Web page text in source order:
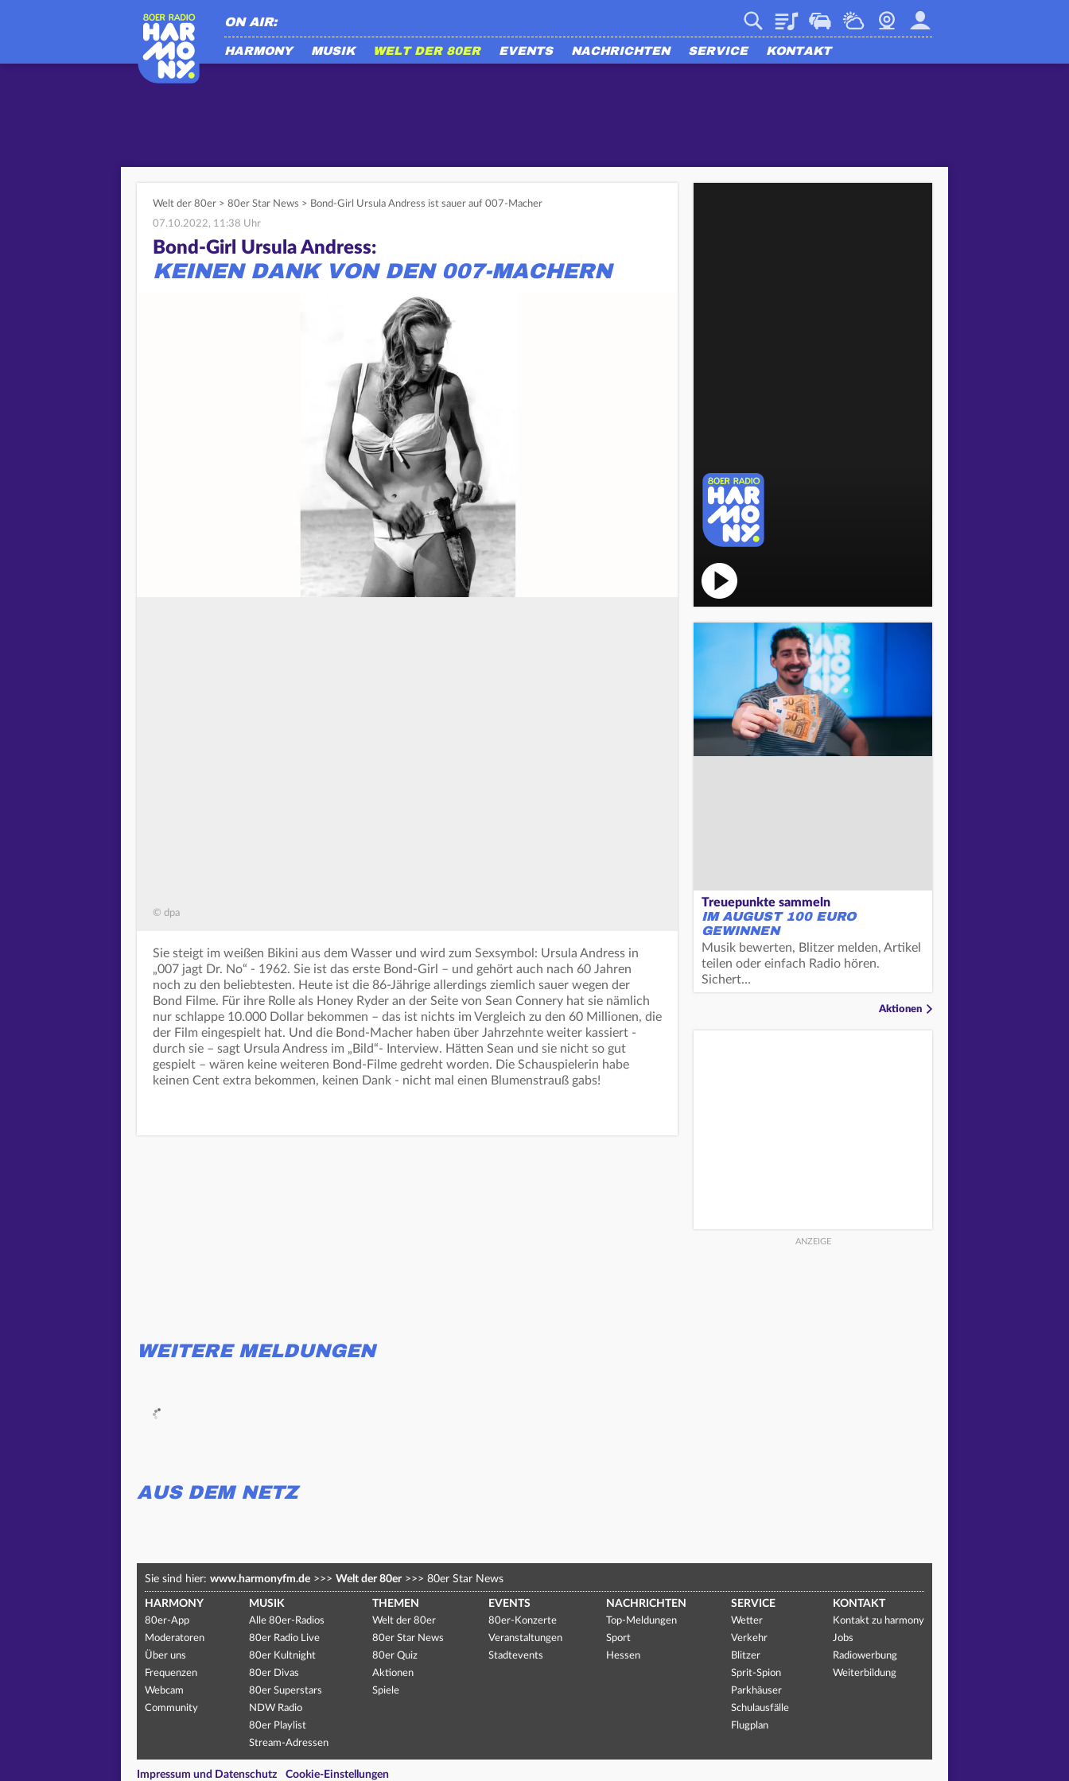
ON AIR: PlaylistVerkehrWetterWebcamMein harmony
HARMONY MUSIK WELT DER 80ER EVENTS NACHRICHTEN SERVICE KONTAKT
Welt der 80er > 80er Star News > Bond-Girl Ursula Andress ist sauer auf 007-Macher
07.10.2022, 11:38 Uhr
Bond-Girl Ursula Andress:
KEINEN DANK VON DEN 007-MACHERN
© dpa
Sie steigt im weißen Bikini aus dem Wasser und wird zum Sexsymbol: Ursula Andress in
„007 jagt Dr. No“ - 1962. Sie ist das erste Bond-Girl – und gehört auch nach 60 Jahren
noch zu den beliebtesten. Heute ist die 86-Jährige allerdings ziemlich sauer wegen der
Bond Filme. Für ihre Rolle als Honey Ryder an der Seite von Sean Connery hat sie nämlich
nur schlappe 10.000 Dollar bekommen – das ist nichts im Vergleich zu den 60 Millionen, die
der Film eingespielt hat. Und die Bond-Macher haben über Jahrzehnte weiter kassiert -
durch sie – sagt Ursula Andress im „Bild“- Interview. Hätten Sean und sie nicht so gut
gespielt – wären keine weiteren Bond-Filme gedreht worden. Die Schauspielerin habe
keinen Cent extra bekommen, keinen Dank - nicht mal einen Blumenstrauß gabs!
Treuepunkte sammeln
IM AUGUST 100 EURO
GEWINNEN
Musik bewerten, Blitzer melden, Artikel
teilen oder einfach Radio hören.
Sichert…
Aktionen
WEITERE MELDUNGEN
AUS DEM NETZ
Sie sind hier: www.harmonyfm.de >>> Welt der 80er >>> 80er Star News
HARMONY
80er-App
Moderatoren
Über uns
Frequenzen
Webcam
Community
MUSIK
Alle 80er-Radios
80er Radio Live
80er Kultnight
80er Divas
80er Superstars
NDW Radio
80er Playlist
Stream-Adressen
THEMEN
Welt der 80er
80er Star News
80er Quiz
Aktionen
Spiele
EVENTS
80er-Konzerte
Veranstaltungen
Stadtevents
NACHRICHTEN
Top-Meldungen
Sport
Hessen
SERVICE
Wetter
Verkehr
Blitzer
Sprit-Spion
Parkhäuser
Schulausfälle
Flugplan
KONTAKT
Kontakt zu harmony
Jobs
Radiowerbung
Weiterbildung
Impressum und Datenschutz Cookie-Einstellungen